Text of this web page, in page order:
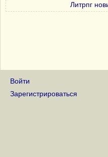
Литрпг
Войти
Зарегистрироваться